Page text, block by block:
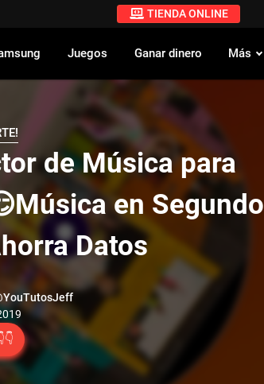
TIENDA ONLINE
Juegos Ganar dinero Más
de Música para
en Segundo
Datos